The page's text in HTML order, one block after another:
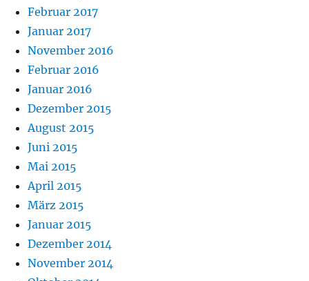
Februar 2017
Januar 2017
November 2016
Februar 2016
Januar 2016
Dezember 2015
August 2015
Juni 2015
Mai 2015
April 2015
März 2015
Januar 2015
Dezember 2014
November 2014